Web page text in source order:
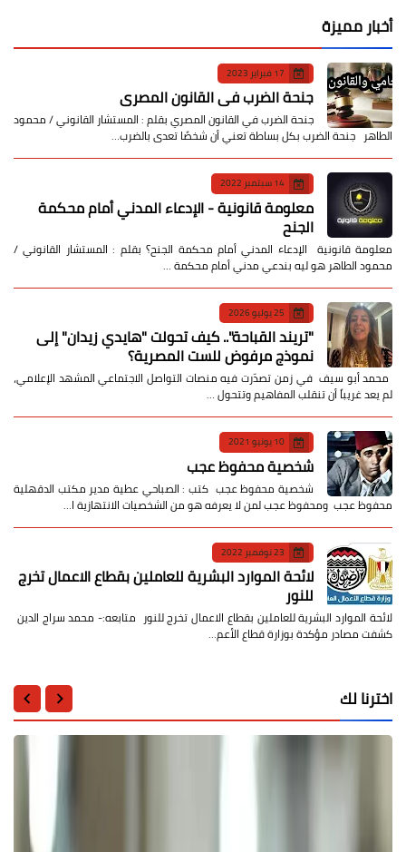
أخبار مميزة
17 فبراير 2023
جنحة الضرب في القانون المصري
جنحة الضرب في القانون المصري بقلم : المستشار القانوني / محمود
الطاهر جنحة الضرب بكل بساطة تعني أن شخصًا تعدى بالضرب…
14 سبتمبر 2022
معلومة قانونية - الإدعاء المدني أمام محكمة
الجنح
معلومة قانونية الإدعاء المدني أمام محكمة الجنح؟ بقلم : المستشار القانوني /
محمود الطاهر هو ليه بندعي مدني أمام محكمة …
25 يوليو 2026
​"تريند القباحة".. كيف تحولت "هايدي زيدان" إلى
نموذج مرفوض للست المصرية؟
​ محمد أبو سيف ​في زمن تصدّرت فيه منصات التواصل الاجتماعي المشهد الإعلامي،
لم يعد غريباً أن تنقلب المفاهيم وتتحول …
10 يونيو 2021
شخصية محفوظ عجب
شخصية محفوظ عجب كتب : الصباحي عطية مدير مكتب الدقهلية
محفوظ عجب ومحفوظ عجب لمن لا يعرفه هو من الشخصيات الانتهازية ا…
23 نوفمبر 2022
لائحة الموارد البشرية للعاملين بقطاع الاعمال تخرج
للنور
لائحة الموارد البشرية للعاملين بقطاع الاعمال تخرج للنور متابعه:- محمد سراج الدين
كشفت مصادر مؤكدة بوزارة قطاع الأعم…
اخترنا لك